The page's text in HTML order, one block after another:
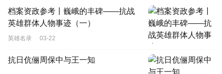
档案资政参考丨巍峨的丰碑——抗战
英雄群体人物事迹（一）
英雄名录 03-22
抗日伉俪周保中与王一知